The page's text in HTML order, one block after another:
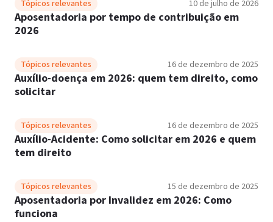
Tópicos relevantes 10 de julho de 2026
Aposentadoria por tempo de contribuição em
2026
Tópicos relevantes 16 de dezembro de 2025
Auxílio-doença em 2026: quem tem direito, como
solicitar
Tópicos relevantes 16 de dezembro de 2025
Auxílio-Acidente: Como solicitar em 2026 e quem
tem direito
Tópicos relevantes 15 de dezembro de 2025
Aposentadoria por Invalidez em 2026: Como
funciona